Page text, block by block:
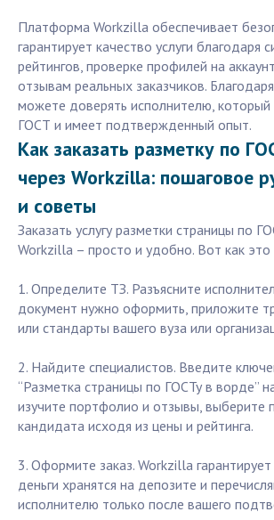
Платформа Workzilla обеспечивает
гарантирует качество услуги благодаря
рейтингов, проверке профилей на
отзывам реальных заказчиков.
можете доверять исполнителю, который
ГОСТ и имеет подтвержденный опыт.
Как заказать разметку по
через Workzilla: пошаговое
и советы
Заказать услугу разметки страницы по
Workzilla – просто и удобно. Вот как это
1. Определите ТЗ. Разъясните
документ нужно оформить, приложите
или стандарты вашего вуза или
2. Найдите специалистов. Введите
“Разметка страницы по ГОСТу в ворде”
изучите портфолио и отзывы, выберите
кандидата исходя из цены и рейтинга.
3. Оформите заказ. Workzilla
деньги хранятся на депозите и
исполнителю только после вашего